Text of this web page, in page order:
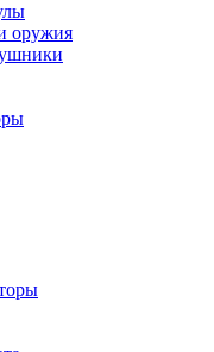
оружия